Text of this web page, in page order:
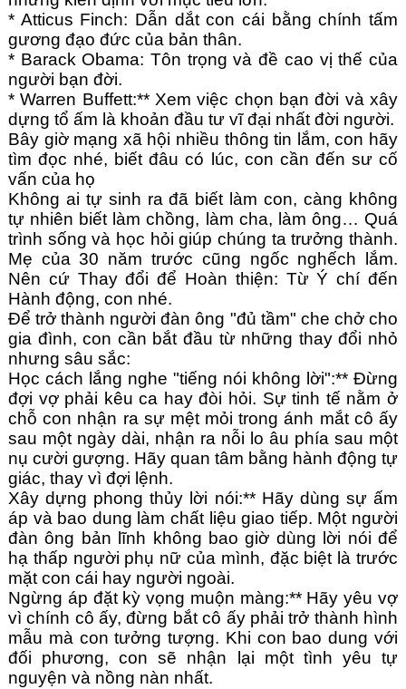
* Atticus Finch: Dẫn dắt con cái bằng chính tấm
gương đạo đức của bản thân.
* Barack Obama: Tôn trọng và đề cao vị thế của
người bạn đời.
* Warren Buffett:** Xem việc chọn bạn đời và xây
dựng tổ ấm là khoản đầu tư vĩ đại nhất đời người.
Bây giờ mạng xã hội nhiều thông tin lắm, con hãy
tìm đọc nhé, biết đâu có lúc, con cần đến sư cố
vấn của họ
Không ai tự sinh ra đã biết làm con, càng không
tự nhiên biết làm chồng, làm cha, làm ông… Quá
trình sống và học hỏi giúp chúng ta trưởng thành.
Mẹ của 30 năm trước cũng ngốc nghếch lắm.
Nên cứ Thay đổi để Hoàn thiện: Từ Ý chí đến
Hành động, con nhé.
Để trở thành người đàn ông "đủ tầm" che chở cho
gia đình, con cần bắt đầu từ những thay đổi nhỏ
nhưng sâu sắc:
Học cách lắng nghe "tiếng nói không lời":** Đừng
đợi vợ phải kêu ca hay đòi hỏi. Sự tinh tế nằm ở
chỗ con nhận ra sự mệt mỏi trong ánh mắt cô ấy
sau một ngày dài, nhận ra nỗi lo âu phía sau một
nụ cười gượng. Hãy quan tâm bằng hành động tự
giác, thay vì đợi lệnh.
Xây dựng phong thủy lời nói:** Hãy dùng sự ấm
áp và bao dung làm chất liệu giao tiếp. Một người
đàn ông bản lĩnh không bao giờ dùng lời nói để
hạ thấp người phụ nữ của mình, đặc biệt là trước
mặt con cái hay người ngoài.
Ngừng áp đặt kỳ vọng muộn màng:** Hãy yêu vợ
vì chính cô ấy, đừng bắt cô ấy phải trở thành hình
mẫu mà con tưởng tượng. Khi con bao dung với
đối phương, con sẽ nhận lại một tình yêu tự
nguyện và nồng nàn nhất.